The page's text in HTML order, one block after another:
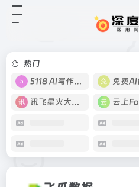
热门
5118 AI写作工具
免费
讯飞星火大模型
门视频、音乐、爆款商品及优质账号
分析。